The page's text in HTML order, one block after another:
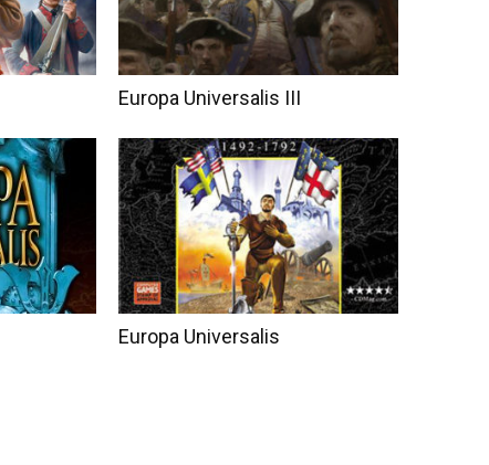
Europa Universalis III
Europa Universalis